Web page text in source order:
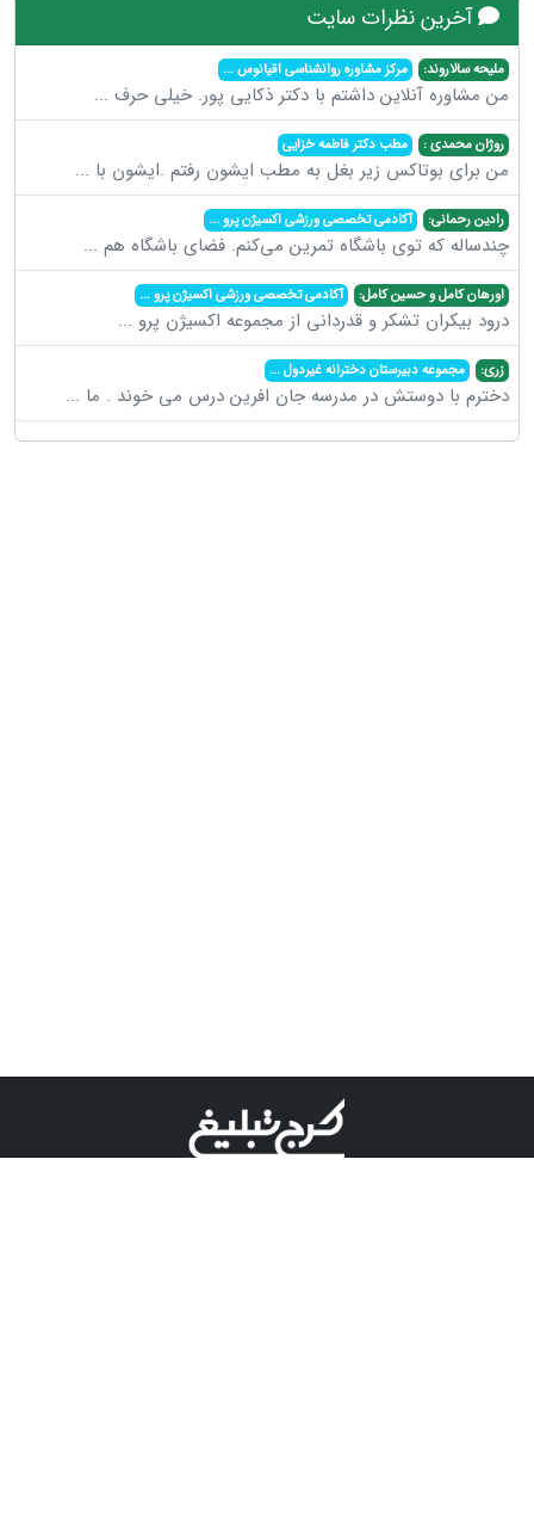
آخرین نظرات سایت
ملیحه سالاروند: مرکز مشاوره روانشناسی اقیانوس...
من مشاوره آنلاین داشتم با دکتر ذکایی پور. خیلی حرف ...
روژان محمدی : مطب دکتر فاطمه خزایی
من برای بوتاکس زیر بغل به مطب ایشون رفتم .ایشون با ...
رادین رحمانی: آکادمی تخصصی ورزشی اکسیژن پرو...
چندساله که توی باشگاه تمرین می‌کنم. فضای باشگاه هم ...
اورهان کامل و حسین کامل: آکادمی تخصصی ورزشی اکسیژن پرو...
درود بیکران تشکر و قدردانی از مجموعه اکسیژن پرو ...
زری: مجموعه دبیرستان دخترانه غیردول...
دخترم با دوستش در مدرسه جان افرین درس می خوند . ما ...